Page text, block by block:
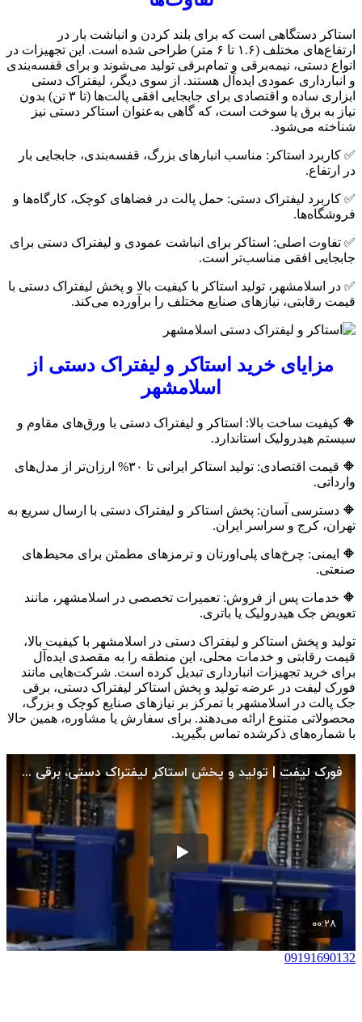
استاکر دستگاهی است که برای بلند کردن و انباشت بار در
ارتفاع‌های مختلف (۱.۶ تا ۶ متر) طراحی شده است. این تجهیزات در
انواع دستی، نیمه‌برقی و تمام‌برقی تولید می‌شوند و برای قفسه‌بندی
و انبارداری عمودی ایده‌آل هستند. از سوی دیگر، لیفتراک دستی
ابزاری ساده و اقتصادی برای جابجایی افقی پالت‌ها (تا ۳ تن) بدون
نیاز به برق یا سوخت است، که گاهی به‌عنوان استاکر دستی نیز
شناخته می‌شود.
✅ کاربرد استاکر: مناسب انبارهای بزرگ، قفسه‌بندی، جابجایی بار
در ارتفاع.
✅ کاربرد لیفتراک دستی: حمل پالت در فضاهای کوچک، کارگاه‌ها و
فروشگاه‌ها.
✅ تفاوت اصلی: استاکر برای انباشت عمودی و لیفتراک دستی برای
جابجایی افقی مناسب‌تر است.
✅ در اسلامشهر، تولید استاکر با کیفیت بالا و پخش لیفتراک دستی با
قیمت رقابتی، نیازهای صنایع مختلف را برآورده می‌کند.
مزایای خرید استاکر و لیفتراک دستی از
اسلامشهر
🔶 کیفیت ساخت بالا: استاکر و لیفتراک دستی با ورق‌های مقاوم و
سیستم هیدرولیک استاندارد.
🔶 قیمت اقتصادی: تولید استاکر ایرانی تا ۳۰% ارزان‌تر از مدل‌های
وارداتی.
🔶 دسترسی آسان: پخش استاکر و لیفتراک دستی با ارسال سریع به
تهران، کرج و سراسر ایران.
🔶 ایمنی: چرخ‌های پلی‌اورتان و ترمزهای مطمئن برای محیط‌های
صنعتی.
🔶 خدمات پس از فروش: تعمیرات تخصصی در اسلامشهر، مانند
تعویض جک هیدرولیک یا باتری.
تولید و پخش استاکر و لیفتراک دستی در اسلامشهر با کیفیت بالا،
قیمت رقابتی و خدمات محلی، این منطقه را به مقصدی ایده‌آل
برای خرید تجهیزات انبارداری تبدیل کرده است. شرکت‌هایی مانند
فورک لیفت در عرضه تولید و پخش استاکر لیفتراک دستی، برقی
جک پالت در اسلامشهر با تمرکز بر نیازهای صنایع کوچک و بزرگ،
محصولاتی متنوع ارائه می‌دهند. برای سفارش یا مشاوره، همین حالا
با شماره‌های ذکرشده تماس بگیرید.
09191690132